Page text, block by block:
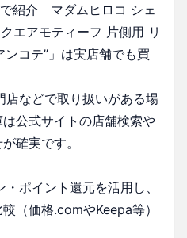
紹介 マダムヒロコ シェ
エアモティーフ 片側用 リ
コテ”」は実店舗でも買
店などで取り扱いがある場
公式サイトの店舗検索や
確実です。
ポイント還元を活用し、
（価格.comやKeepa等）